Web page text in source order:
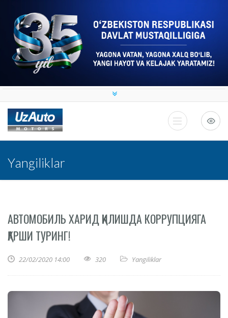
Yangiliklar
АВТОМОБИЛЬ ХАРИД ҚИЛИШДА КОРРУПЦИЯГА
ҚАРШИ ТУРИНГ!
22/02/2020 14:00 320 Yangiliklar